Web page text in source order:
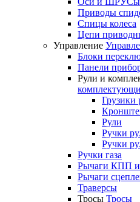
Приводы
Спицы колеса
Цепи
Управление
Блоки
Панели
Рули и
Грузики
Рули
Ручки
Ручки
Ручки газа
Рычаги КПП и
Рычаги
Траверсы
Тросы Тросы